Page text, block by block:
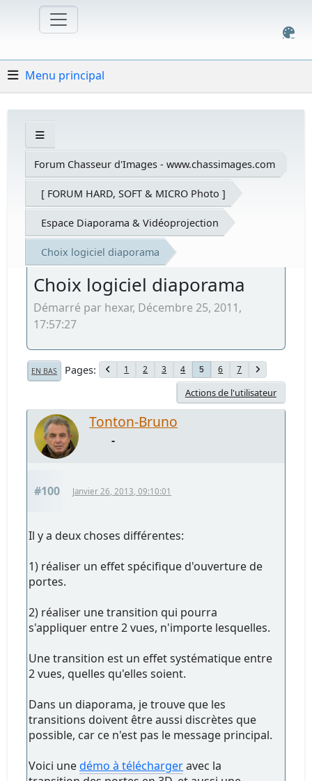
Menu principal
Forum Chasseur d'Images - www.chassimages.com
[ FORUM HARD, SOFT & MICRO Photo ]
Espace Diaporama & Vidéoprojection
Choix logiciel diaporama
Choix logiciel diaporama
Démarré par hexar, Décembre 25, 2011,
17:57:27
EN BAS Pages 1 2 3 4 5 6 7
Actions de l'utilisateur
Tonton-Bruno
-
#100 Janvier 26, 2013, 09:10:01
Il y a deux choses différentes:
1) réaliser un effet spécifique d'ouverture de
portes.
2) réaliser une transition qui pourra
s'appliquer entre 2 vues, n'importe lesquelles.
Une transition est un effet systématique entre
2 vues, quelles qu'elles soient.
Dans un diaporama, je trouve que les
transitions doivent être aussi discrètes que
possible, car ce n'est pas le message principal.
Voici unedémo à téléchargeravec la